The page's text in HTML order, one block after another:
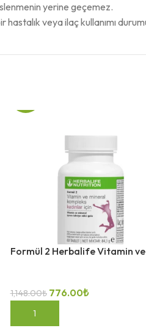
yerine geçemez.
veya ilaç kullanımı
Formül 2 Herbalife Vitamin
1,148.00₺ 776.00₺
SEPETE EKLE